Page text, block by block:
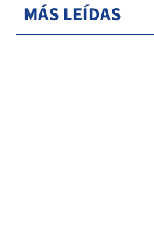
MÁS LEÍDAS